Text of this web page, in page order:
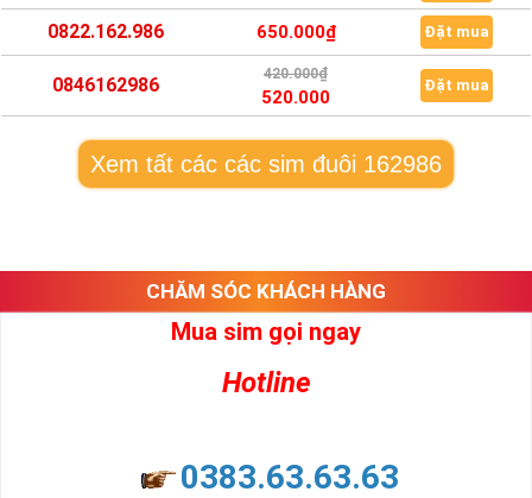
0822.162.986 650.000₫ Đặt mua
0846162986 420.000₫
520.000
Đặt mua
Xem tất các các sim đuôi 162986
CHĂM SÓC KHÁCH HÀNG
Mua sim gọi ngay
Hotline
0383.63.63.63